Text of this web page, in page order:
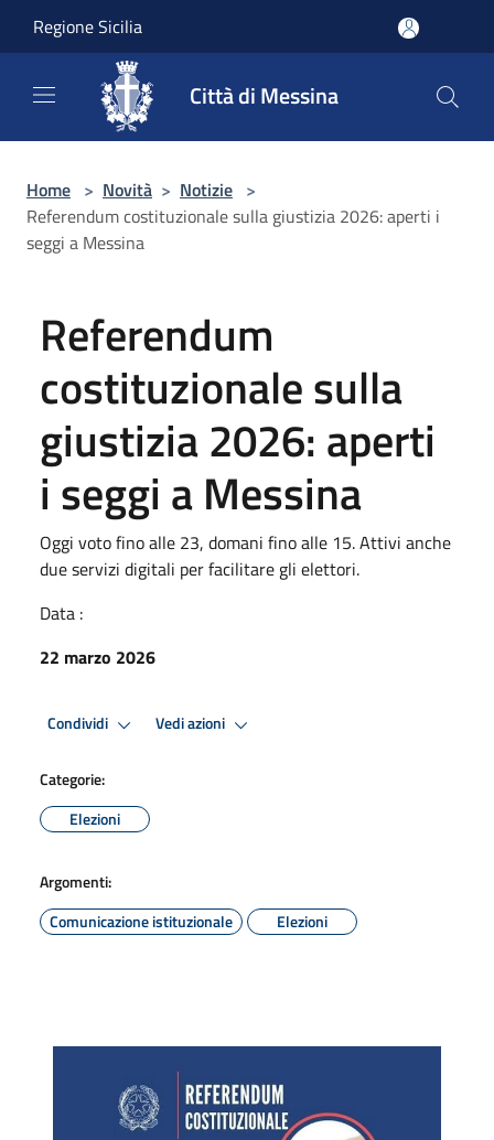
Regione Sicilia
Città di Messina
Home > Novità > Notizie >
Referendum costituzionale sulla giustizia 2026: aperti i
seggi a Messina
Referendum
costituzionale sulla
giustizia 2026: aperti
i seggi a Messina
Oggi voto fino alle 23, domani fino alle 15. Attivi anche
due servizi digitali per facilitare gli elettori.
Data :
22 marzo 2026
Condividi Vedi azioni
Categorie:
Elezioni
Argomenti:
Comunicazione istituzionale
Elezioni